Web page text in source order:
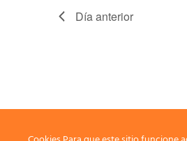
Día anterior